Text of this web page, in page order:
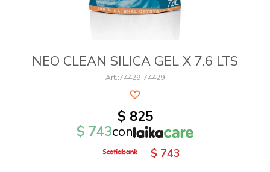
NEO CLEAN SILICA GEL X 7.6 LTS
74429-74429
$ 825
$ 743con
$ 743